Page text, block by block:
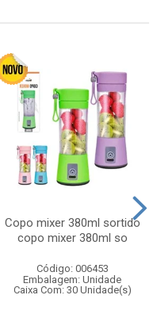
Copo mixer 380ml sortido
copo mixer 380ml so
Código: 006453
Embalagem: Unidade
Caixa Com: 30 Unidade(s)